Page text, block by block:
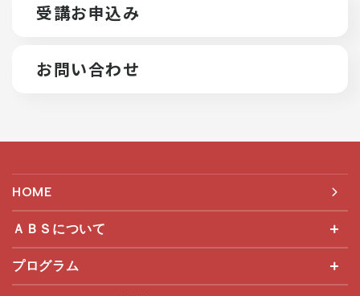
受講お申込み
お問い合わせ
HOME
ＡＢＳについて
プログラム